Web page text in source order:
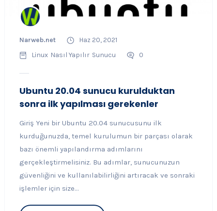
Narweb.net
Haz 20, 2021
Linux Nasıl Yapılır Sunucu 0
Ubuntu 20.04 sunucu kurulduktan
sonra ilk yapılması gerekenler
Giriş Yeni bir Ubuntu 20.04 sunucusunu ilk
kurduğunuzda, temel kurulumun bir parçası olarak
bazı önemli yapılandırma adımlarını
gerçekleştirmelisiniz. Bu adımlar, sunucunuzun
güvenliğini ve kullanılabilirliğini artıracak ve sonraki
işlemler için size...